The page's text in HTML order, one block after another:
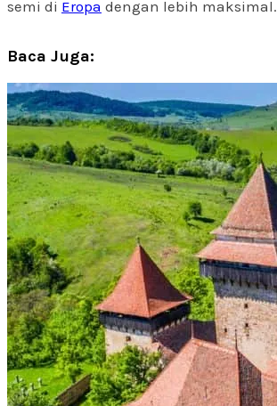
semi di Eropa dengan lebih maksimal.
Baca Juga: